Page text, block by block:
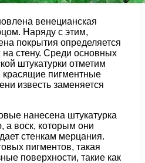
венецианская
Наряду с этим,
покрытия определяется
стену. Среди основных
штукатурки отметим
красящие пигментные
известь заменяется
нанесена штукатурка
а воск, которым они
стенкам мерцания.
пигментов, такая
поверхности, такие как